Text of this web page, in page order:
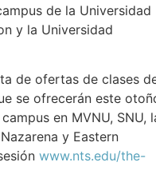
de la Universidad
y la Universidad
de ofertas de clases
se ofrecerán este
en MVNU, SNU,
y Eastern
www.nts.edu/the-